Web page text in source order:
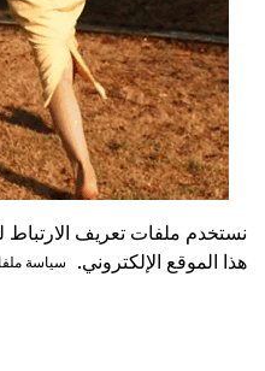
نستخدم ملفات تعريف
هذا الموقع الإلكتروني.
سياسة